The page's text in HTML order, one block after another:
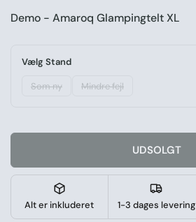
Demo - Amaroq Glampingtelt XL
Vælg Stand
Som ny Mindre fejl
UDSOLGT
Alt er inkluderet 1-3 dages levering